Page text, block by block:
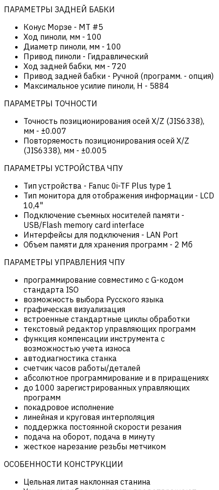
ПАРАМЕТРЫ ЗАДНЕЙ БАБКИ
Конус Морзе - MT #5
Ход пиноли, мм - 100
Диаметр пиноли, мм - 100
Привод пиноли - Гидравлический
Ход задней бабки, мм - 720
Привод задней бабки - Ручной (программ. - опция)
Максимальное усилие пиноли, Н - 5884
ПАРАМЕТРЫ ТОЧНОСТИ
Точность позиционирования осей X/Z (JIS6338),
мм - ±0.007
Повторяемость позиционирования осей X/Z
(JIS6338), мм - ±0.005
ПАРАМЕТРЫ УСТРОЙСТВА ЧПУ
Тип устройства - Fanuc 0i-TF Plus type 1
Тип монитора для отображения информации - LCD
10,4"
Подключение съемных носителей памяти -
USB/Flash memory card interface
Интерфейсы для подключения - LAN Port
Объем памяти для хранения программ - 2 Мб
ПАРАМЕТРЫ УПРАВЛЕНИЯ ЧПУ
программирование совместимо с G-кодом
стандарта ISO
возможность выбора Русского языка
графическая визуализация
встроенные стандартные циклы обработки
текстовый редактор управляющих программ
функция компенсации инструмента с
возможностью учета износа
автодиагностика станка
счетчик часов работы/деталей
абсолютное программирование и в приращениях
до 1000 зарегистрированных управляющих
программ
покадровое исполнение
линейная и круговая интерполяция
поддержка постоянной скорости резания
подача на оборот, подача в минуту
жесткое нарезание резьбы метчиком
ОСОБЕННОСТИ КОНСТРУКЦИИ
Цельная литая наклонная станина